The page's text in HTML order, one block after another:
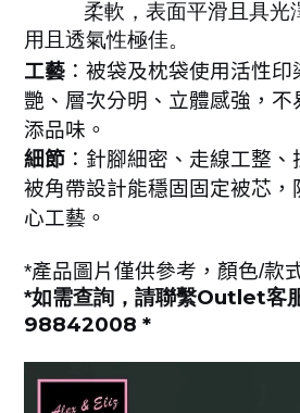
柔軟，表面平滑且具光澤
用且透氣性極佳。
工藝 ：被袋及枕袋使用活性
艷、層次分明、立體感強，不
添品味。
細節 ：針腳細密、走線工整
被角帶設計能穩固固定被芯，
心工藝 。
*產品圖片僅供參考，顏色/款
*如需查詢，請聯繫Outlet客
98842008 *